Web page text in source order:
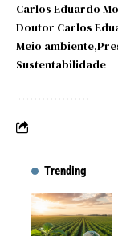
Carlos Eduardo
Doutor Carlos
Meio ambiente
Sustentabilidade
Trending